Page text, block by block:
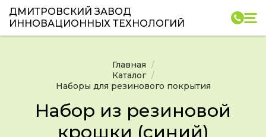
ДМИТРОВСКИЙ ЗАВОД
ИННОВАЦИОННЫХ ТЕХНОЛОГИЙ
Главная
Каталог
Наборы для резинового покрытия
Набор из резиновой
крошки (синий)